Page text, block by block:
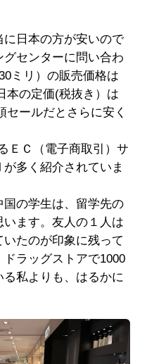
日本の方が安いので
センターに問い合わ
ミリ）の販売価格は
本の定価(税抜き）は
セールだとさらに安く
ＥＣ（電子商取引）サ
多く紹介されていま
の学生は、留学先の
ます。友人の１人は
いたのが印象に残って
ラッグストアで1000
私よりも、はるかに